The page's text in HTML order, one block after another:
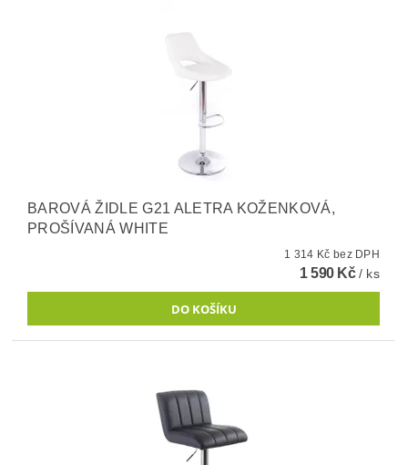
BAROVÁ ŽIDLE G21 ALETRA KOŽENKOVÁ,
PROŠÍVANÁ WHITE
1 314 Kč bez DPH
1 590 Kč/ ks